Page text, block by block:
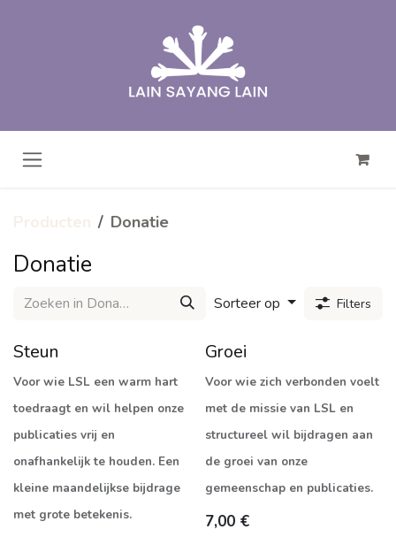
Producten Donatie
Donatie
Sorteer op Filters
Steun
Voor wie LSL een warm hart
toedraagt en wil helpen onze
publicaties vrij en
onafhankelijk te houden. Een
kleine maandelijkse bijdrage
met grote betekenis.
Groei
Voor wie zich verbonden voelt
met de missie van LSL en
structureel wil bijdragen aan
de groei van onze
gemeenschap en publicaties.
7,00€